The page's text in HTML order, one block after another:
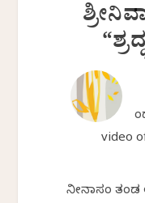
video
ನೀನಾಸಂ